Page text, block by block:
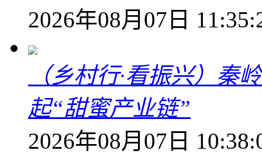
2026年08月07日
（乡村行·看振兴）秦
起“甜蜜产业链”
2026年08月07日